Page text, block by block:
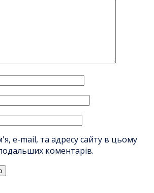
e-mail, та адресу сайту в цьому
коментарів.